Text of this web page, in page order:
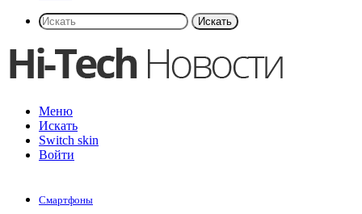
Искать
Меню
Искать
Switch skin
Войти
Смартфоны